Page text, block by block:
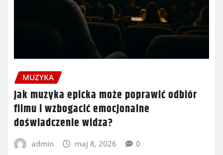
MUZYKA
Jak muzyka epicka może poprawić odbiór
filmu i wzbogacić emocjonalne
doświadczenie widza?
admin maj 8, 2026 0